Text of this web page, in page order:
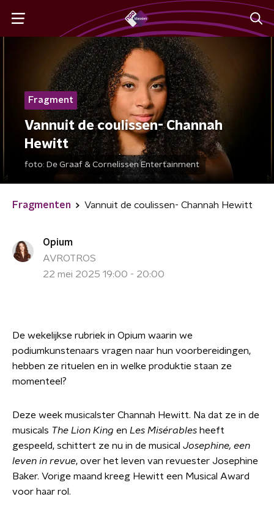
Fragment
Vannuit de coulissen- Channah
Hewitt
foto: De Graaf & Cornelissen Entertainment
Fragmenten Vannuit de coulissen- Channah Hewitt
Opium
AVROTROS
22 mei 2025 19:00 - 20:00
De wekelijkse rubriek in Opium waarin we
podiumkunstenaars vragen naar hun voorbereidingen,
hebben ze rituelen en in welke produktie staan ze
momenteel?
Deze week musicalster Channah Hewitt. Na dat ze in de
musicals The Lion King en Les Misérables heeft
gespeeld, schittert ze nu in de musical Josephine, een
leven in revue, over het leven van revuester Josephine
Baker. Vorige maand kreeg Hewitt een Musical Award
voor haar rol.